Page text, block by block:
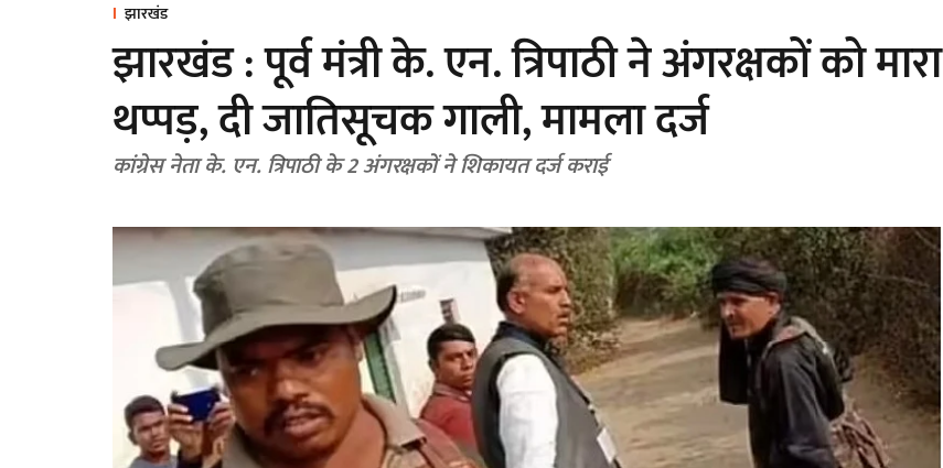
झारखंड
झारखंड : पूर्व मंत्री के. एन. त्रिपाठी ने अंगरक्षकों को मारा
थप्पड़, दी जातिसूचक गाली, मामला दर्ज
कांग्रेस नेता के. एन. त्रिपाठी के 2 अंगरक्षकों ने शिकायत दर्ज कराई